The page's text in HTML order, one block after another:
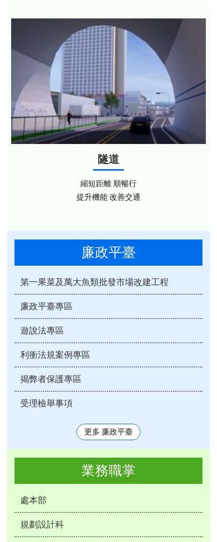
隧道
縮短距離 順暢行
提升機能 改善交通
廉政平臺
第一果菜及萬大魚類批發市場改建工程
廉政平臺專區
遊說法專區
利衝法規案例專區
揭弊者保護專區
受理檢舉事項
更多 廉政平臺
業務職掌
處本部
規劃設計科